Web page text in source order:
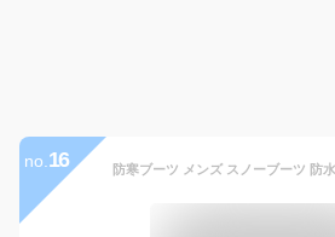
no. 16 防寒ブーツ メンズ スノーブーツ 防